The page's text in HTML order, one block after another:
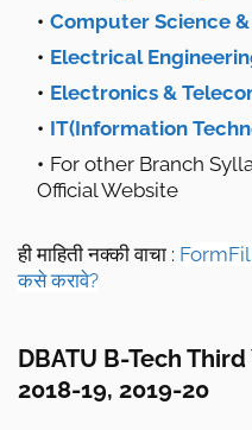
Computer Science
Electrical
Electronics &
IT(Information
For other Branch
Official Website
ही माहिती नक्की वाचा :
कसे करावे?
DBATU B-Tech
2018-19, 2019-20